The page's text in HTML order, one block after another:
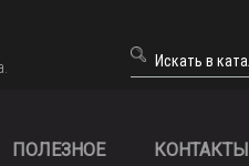
ПОЛЕЗНОЕ КОНТАКТЫ